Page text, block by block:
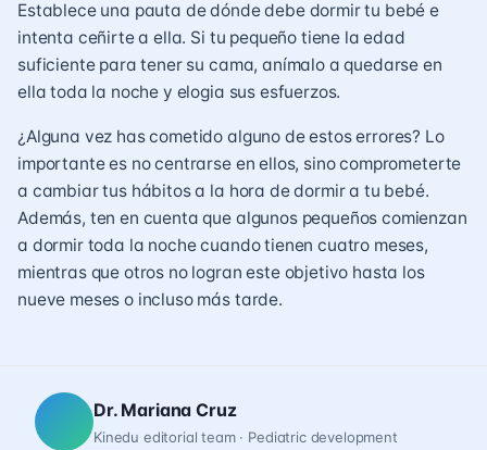
Establece una pauta de dónde debe dormir tu bebé e
intenta ceñirte a ella. Si tu pequeño tiene la edad
suficiente para tener su cama, anímalo a quedarse en
ella toda la noche y elogia sus esfuerzos.
¿Alguna vez has cometido alguno de estos errores? Lo
importante es no centrarse en ellos, sino comprometerte
a cambiar tus hábitos a la hora de dormir a tu bebé.
Además, ten en cuenta que algunos pequeños comienzan
a dormir toda la noche cuando tienen cuatro meses,
mientras que otros no logran este objetivo hasta los
nueve meses o incluso más tarde.
Dr. Mariana Cruz
Kinedu editorial team · Pediatric development